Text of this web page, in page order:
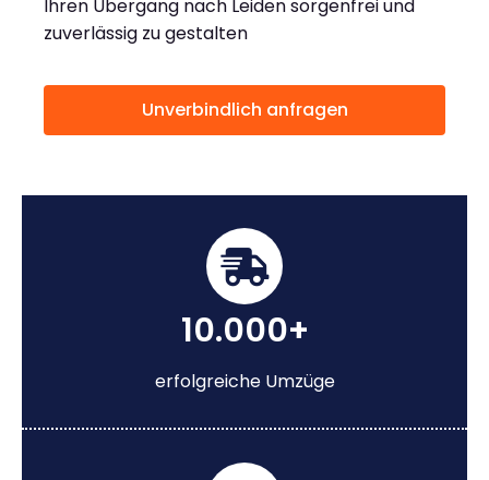
Ihren Übergang nach Leiden sorgenfrei und
zuverlässig zu gestalten
Unverbindlich anfragen
10.000+
erfolgreiche Umzüge